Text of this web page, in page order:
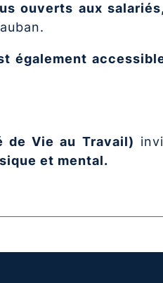
ouverts aux salariés,
également
de Vie au Travail)
et mental.